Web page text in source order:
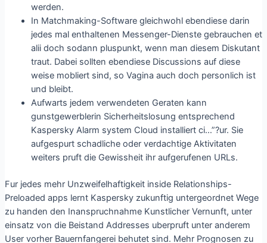
werden.
In Matchmaking-Software gleichwohl ebendiese darin
jedes mal enthaltenen Messenger-Dienste gebrauchen et
alii doch sodann pluspunkt, wenn man diesem Diskutant
traut. Dabei sollten ebendiese Discussions auf diese
weise mobliert sind, so Vagina auch doch personlich ist
und bleibt.
Aufwarts jedem verwendeten Geraten kann
gunstgewerblerin Sicherheitslosung entsprechend
Kaspersky Alarm system Cloud installiert ci…”?ur. Sie
aufgespurt schadliche oder verdachtige Aktivitaten
weiters pruft die Gewissheit ihr aufgerufenen URLs.
Fur jedes mehr Unzweifelhaftigkeit inside Relationships-
Preloaded apps lernt Kaspersky zukunftig untergeordnet Wege
zu handen den Inanspruchnahme Kunstlicher Vernunft, unter
einsatz von die Beistand Addresses uberpruft unter anderem
User vorher Bauernfangerei behutet sind. Mehr Prognosen zu